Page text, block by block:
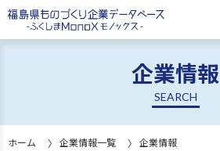
企業情報
SEARCH
ホーム 企業情報一覧 企業情報